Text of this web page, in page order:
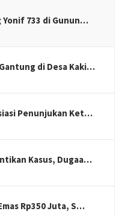
Yonif 733 di Gunun…
di Desa Kaki…
Penunjukan Ket…
Kasus, Dugaa…
Rp350 Juta, S…